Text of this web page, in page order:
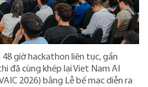
giờ hackathon liên tục, gần
đã cùng khép lại Viet Nam AI
2026) bằng Lễ bế mạc diễn ra